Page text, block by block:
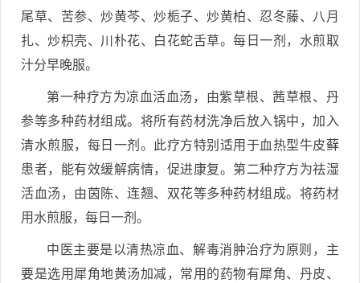
尾草、苦参、炒黄芩、炒栀子、炒黄柏、忍冬藤、八月
扎、炒枳壳、川朴花、白花蛇舌草。每日一剂，水煎取
汁分早晚服。
第一种疗方为凉血活血汤，由紫草根、茜草根、丹
参等多种药材组成。将所有药材洗净后放入锅中，加入
清水煎服，每日一剂。此疗方特别适用于血热型牛皮藓
患者，能有效缓解病情，促进康复。第二种疗方为祛湿
活血汤，由茵陈、连翘、双花等多种药材组成。将药材
用水煎服，每日一剂。
中医主要是以清热凉血、解毒消肿治疗为原则，主
要是选用犀角地黄汤加减，常用的药物有犀角、丹皮、